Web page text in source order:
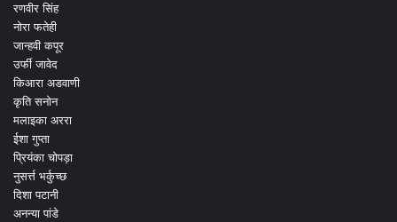
रणवीर सिंह
नोरा फतेही
जान्हवी कपूर
उर्फी जावेद
किआरा अडवाणी
कृति सनोन
मलाइका अररा
ईशा गुप्ता
प्रियंका चोपड़ा
नुसर्त्त भर्कुच्छ
दिशा पटानी
अनन्या पांडे